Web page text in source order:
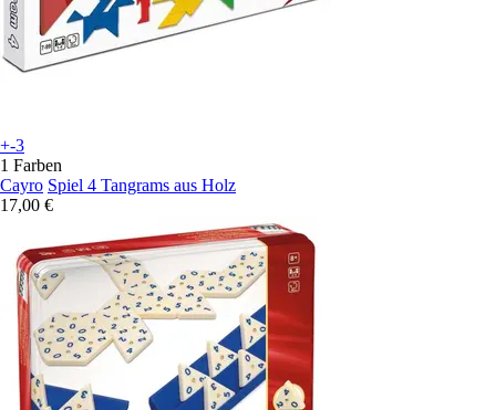
+-3
1 Farben
Cayro Spiel 4 Tangrams aus Holz
17,00 €